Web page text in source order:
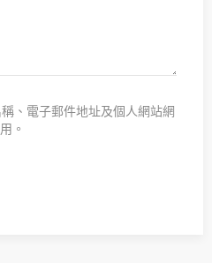
、電子郵件地址及個人網站網
。